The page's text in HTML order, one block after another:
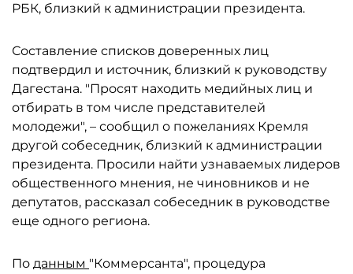
РБК, близкий к администрации президента.
Составление списков доверенных лиц
подтвердил и источник, близкий к руководству
Дагестана. "Просят находить медийных лиц и
отбирать в том числе представителей
молодежи", – сообщил о пожеланиях Кремля
другой собеседник, близкий к администрации
президента. Просили найти узнаваемых лидеров
общественного мнения, не чиновников и не
депутатов, рассказал собеседник в руководстве
еще одного региона.
По данным "Коммерсанта", процедура